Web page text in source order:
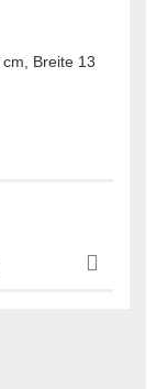
Breite 13